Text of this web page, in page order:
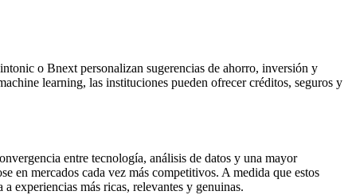
o Bnext personalizan sugerencias de ahorro, inversión y
learning, las instituciones pueden ofrecer créditos, seguros y
entre tecnología, análisis de datos y una mayor
en mercados cada vez más competitivos. A medida que estos
experiencias más ricas, relevantes y genuinas.